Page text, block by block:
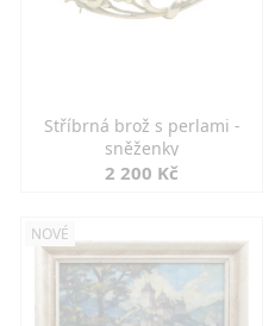
Stříbrná brož s perlami -
sněženky
2 200 Kč
NOVÉ